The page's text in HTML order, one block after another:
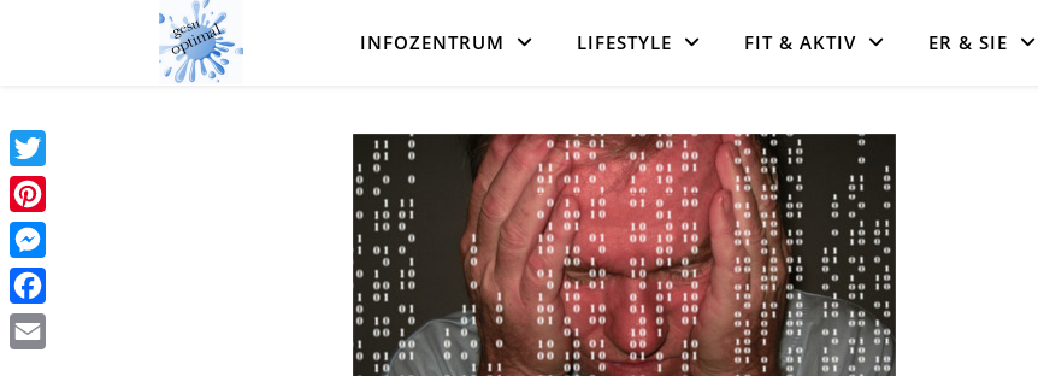
INFOZENTRUM LIFESTYLE FIT & AKTIV ER & SIE
Twitter
Pinterest
Messenger
Facebook